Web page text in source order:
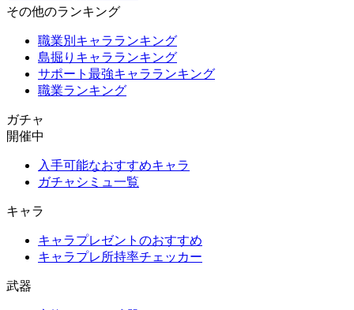
その他のランキング
職業別キャラランキング
島掘りキャラランキング
サポート最強キャラランキング
職業ランキング
ガチャ
開催中
入手可能なおすすめキャラ
ガチャシミュ一覧
キャラ
キャラプレゼントのおすすめ
キャラプレ所持率チェッカー
武器